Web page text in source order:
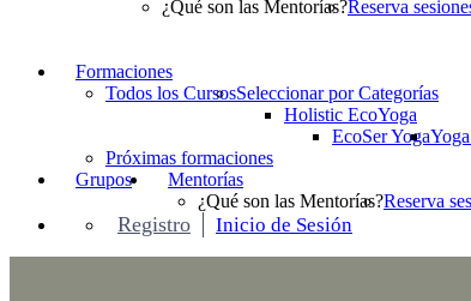
¿Qué son las Mentorías?Reserva
Formaciones
Todos los CursosSeleccionar por Categorías
Holistic EcoYoga
EcoSer Yoga
Próximas formaciones
Grupos
Mentorías
¿Qué son las Mentorías?Reserva
Registro Inicio de Sesión